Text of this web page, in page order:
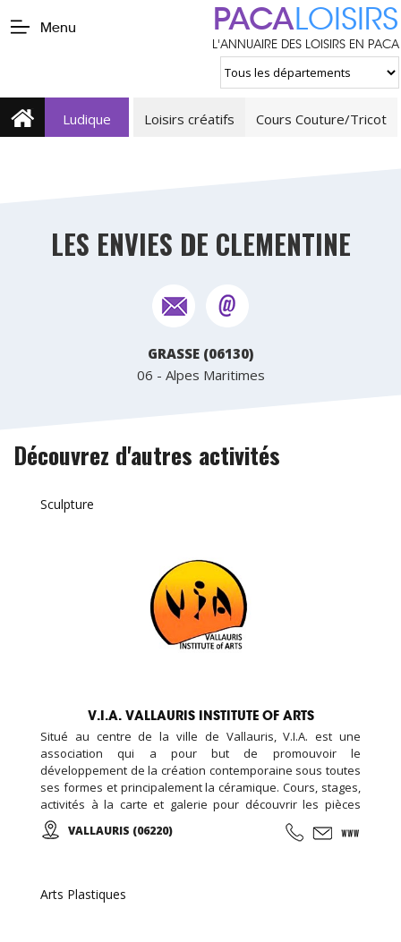
Menu PACALOISIRS
L'ANNUAIRE DES LOISIRS EN PACA
Ludique Loisirs créatifs Cours Couture/Tricot
LES ENVIES DE CLEMENTINE
GRASSE (06130)
06 - Alpes Maritimes
Découvrez d'autres activités
Sculpture
V.I.A. VALLAURIS INSTITUTE OF ARTS
Situé au centre de la ville de Vallauris, V.I.A. est une
association qui a pour but de promouvoir le
développement de la création contemporaine sous toutes
ses formes et principalement la céramique. Cours, stages,
activités à la carte et galerie pour découvrir les pièces
d’élèves et d’artistes internationaux...
VALLAURIS (06220)
Arts Plastiques